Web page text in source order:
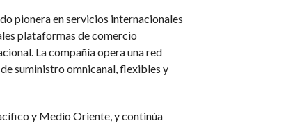
pionera en servicios internacionales
plataformas de comercio
La compañía opera una red
suministro omnicanal, flexibles y
y Medio Oriente, y continúa